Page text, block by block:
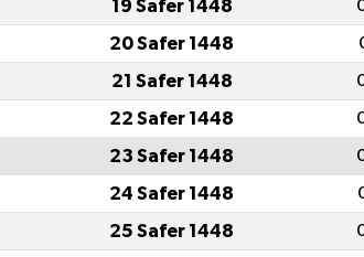
19 Safer 1448
20 Safer 1448
21 Safer 1448
22 Safer 1448
23 Safer 1448
24 Safer 1448
25 Safer 1448